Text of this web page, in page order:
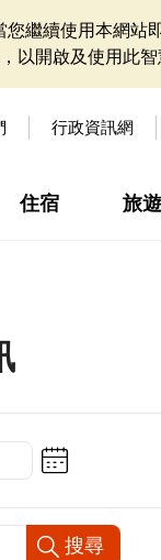
繼續使用本網站
以開啟及使用此智
行政資訊網
住宿 旅